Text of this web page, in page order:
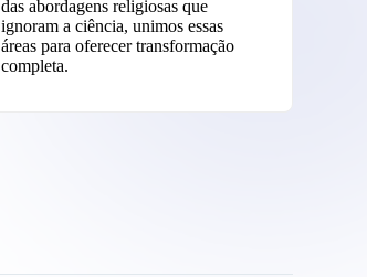
das abordagens religiosas que
ignoram a ciência, unimos essas
áreas para oferecer transformação
completa.